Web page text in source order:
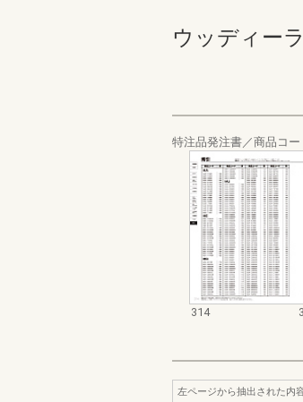
ウッディー
特注品発注書／商品コー
314
左ページから抽出された内